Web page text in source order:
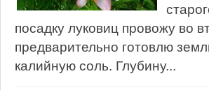
посадку луковиц провожу во
предварительно готовлю
калийную соль. Глубину...